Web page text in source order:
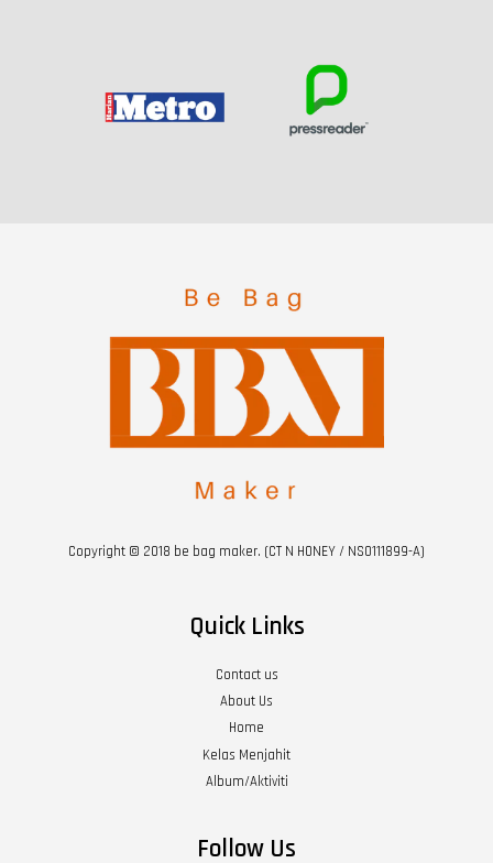
Copyright © 2018 be bag maker. (CT N HONEY / NS0111899-A)
Quick Links
Contact us
About Us
Home
Kelas Menjahit
Album/Aktiviti
Follow Us